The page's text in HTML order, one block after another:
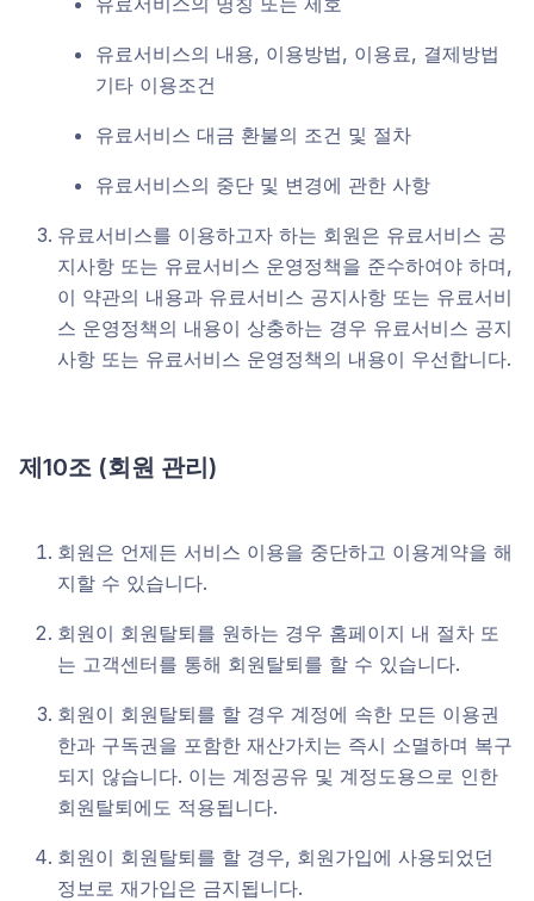
유료서비스의 내용, 이용방법, 이용료, 결제방법
기타 이용조건
유료서비스 대금 환불의 조건 및 절차
유료서비스의 중단 및 변경에 관한 사항
유료서비스를 이용하고자 하는 회원은 유료서비스 공
지사항 또는 유료서비스 운영정책을 준수하여야 하며,
이 약관의 내용과 유료서비스 공지사항 또는 유료서비
스 운영정책의 내용이 상충하는 경우 유료서비스 공지
사항 또는 유료서비스 운영정책의 내용이 우선합니다.
제10조 (회원 관리)
회원은 언제든 서비스 이용을 중단하고 이용계약을 해
지할 수 있습니다.
회원이 회원탈퇴를 원하는 경우 홈페이지 내 절차 또
는 고객센터를 통해 회원탈퇴를 할 수 있습니다.
회원이 회원탈퇴를 할 경우 계정에 속한 모든 이용권
한과 구독권을 포함한 재산가치는 즉시 소멸하며 복구
되지 않습니다. 이는 계정공유 및 계정도용으로 인한
회원탈퇴에도 적용됩니다.
회원이 회원탈퇴를 할 경우, 회원가입에 사용되었던
정보로 재가입은 금지됩니다.